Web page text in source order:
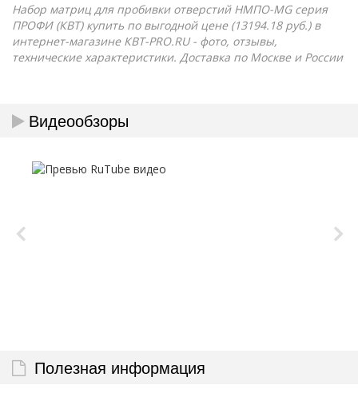
Набор матриц для пробивки отверстий НМПО-MG серия
ПРОФИ (КВТ) купить по выгодной цене (13194.18 руб.) в
интернет-магазине КВТ-PRO.RU - фото, отзывы,
технические характеристики. Доставка по Москве и России
Видеообзоры
Полезная информация